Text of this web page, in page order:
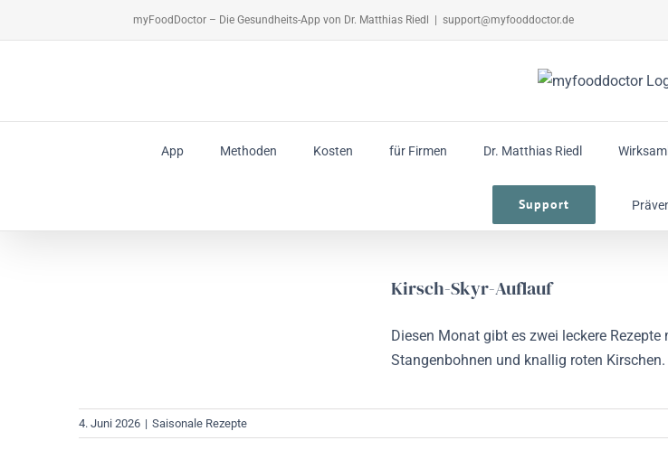
myFoodDoctor – Die Gesundheits-App von Dr. Matthias Riedl support@myfooddoctor.de
App Methoden Kosten für Firmen Dr. Matthias Riedl
Support
Kirsch-Skyr-Auflauf
Diesen Monat gibt es zwei leckere
Stangenbohnen und knallig roten
4. Juni 2026 | Saisonale Rezepte